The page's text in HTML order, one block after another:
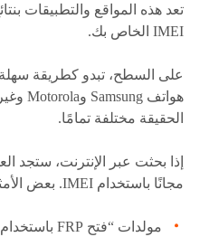
تعد هذه المواقع والتطبيقات
IMEI الخاص بك.
الحقيقة مختلفة تمامًا.
مجانًا باستخدام IMEI. بعض الأمثلة تشمل:
مولدات “فتح FRP باستخدام IMEI” عبر الإنترنت